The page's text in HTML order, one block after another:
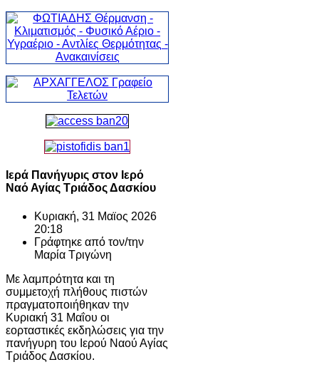
Ιερά Πανήγυρις στον Ιερό
Ναό Αγίας Τριάδος Δασκίου
Κυριακή, 31 Μαϊος 2026
20:18
Γράφτηκε από τον/την
Μαρία Τριγώνη
Με λαμπρότητα και τη
συμμετοχή πλήθους πιστών
πραγματοποιήθηκαν την
Κυριακή 31 Μαΐου οι
εορταστικές εκδηλώσεις για την
πανήγυρη του Ιερού Ναού Αγίας
Τριάδος Δασκίου.